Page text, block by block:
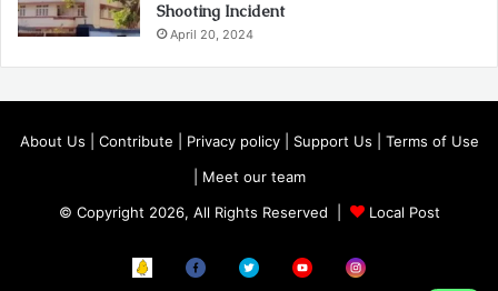
Shooting Incident
April 20, 2024
About Us Contribute Privacy policy| Support Us
Terms of Use
Meet our team
© Copyright 2026, All Rights Reserved |
Local Post
Koo FB Twitter Youtube